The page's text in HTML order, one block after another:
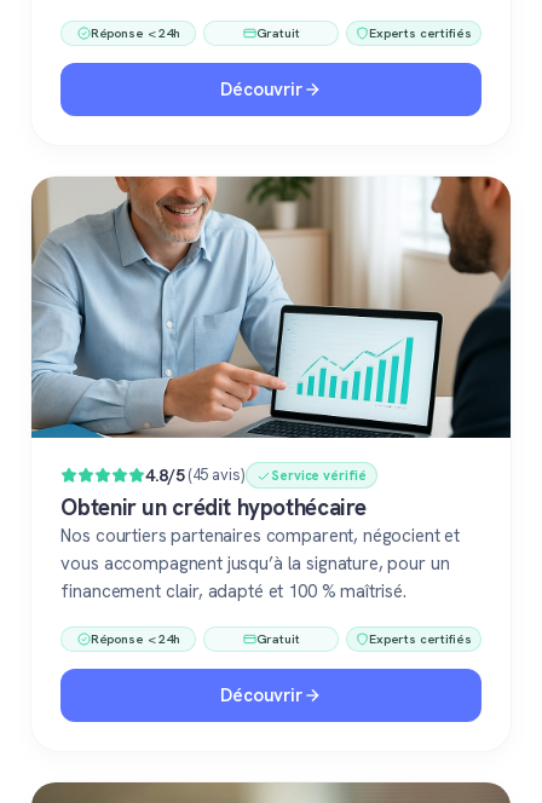
immobilier. Gratuit, sans engagement, 100 %
confiance.
Réponse < 24h Gratuit Experts certifiés
Découvrir
4.8/5(45 avis) Service vérifié
Obtenir un crédit hypothécaire
Nos courtiers partenaires comparent, négocient et
vous accompagnent jusqu’à la signature, pour un
financement clair, adapté et 100 % maîtrisé.
Réponse < 24h Gratuit Experts certifiés
Découvrir